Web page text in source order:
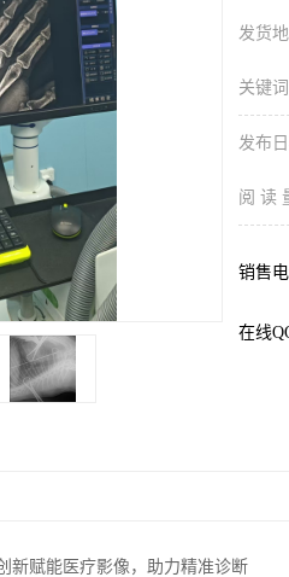
发货地
关键词
发布日
阅 读
销售电
在线
新赋能医疗影像，助力精准诊断